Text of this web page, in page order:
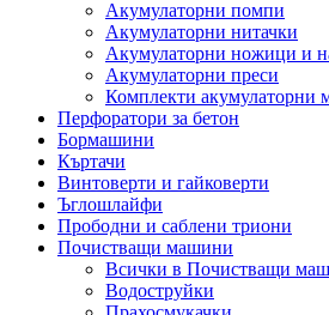
Акумулаторни помпи
Акумулаторни нитачки
Акумулаторни ножици и
Акумулаторни преси
Комплекти акумулаторни
Перфоратори за бетон
Бормашини
Къртачи
Винтоверти и гайковерти
Ъглошлайфи
Прободни и саблени триони
Почистващи машини
Всички в Почистващи
Водоструйки